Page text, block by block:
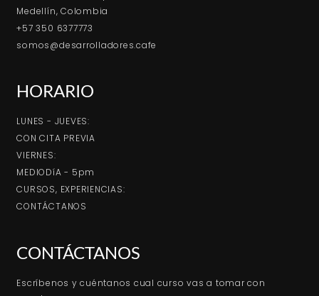
Medellín, Colombia
+57 350 6377773
somos@desarrolladores.cafe
HORARIO
LUNES - JUEVES:
CON CITA PREVIA
VIERNES:
MEDIODíA - 5pm
CURSOS, EXPERIENCIAS:
CONTÁCTANOS
CONTÁCTANOS
Escríbenos y cuéntanos cual curso vas a tomar con